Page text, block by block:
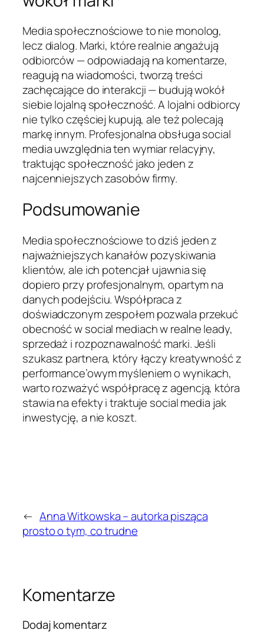
Media społecznościowe to nie monolog,
lecz dialog. Marki, które realnie angażują
odbiorców — odpowiadają na komentarze,
reagują na wiadomości, tworzą treści
zachęcające do interakcji — budują wokół
siebie lojalną społeczność. A lojalni odbiorcy
nie tylko częściej kupują, ale też polecają
markę innym. Profesjonalna obsługa social
media uwzględnia ten wymiar relacyjny,
traktując społeczność jako jeden z
najcenniejszych zasobów firmy.
Podsumowanie
Media społecznościowe to dziś jeden z
najważniejszych kanałów pozyskiwania
klientów, ale ich potencjał ujawnia się
dopiero przy profesjonalnym, opartym na
danych podejściu. Współpraca z
doświadczonym zespołem pozwala przekuć
obecność w social mediach w realne leady,
sprzedaż i rozpoznawalność marki. Jeśli
szukasz partnera, który łączy kreatywność z
performance’owym myśleniem o wynikach,
warto rozważyć współpracę z agencją, która
stawia na efekty i traktuje social media jak
inwestycję, a nie koszt.
← Anna Witkowska – autorka pisząca
prosto o tym, co trudne
Komentarze
Dodaj komentarz